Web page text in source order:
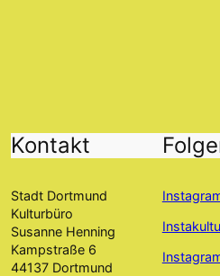
Kontakt
Stadt Dortmund
Kulturbüro
Susanne Henning
Kampstraße 6
44137 Dortmund